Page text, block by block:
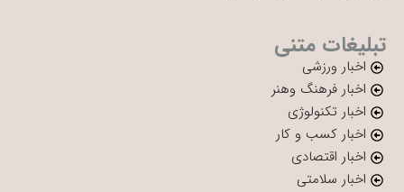
تبلیغات متنی
اخبار ورزشی
اخبار فرهنگ وهنر
اخبار تکنولوژی
اخبار کسب و کار
اخبار اقتصادی
اخبار سلامتی